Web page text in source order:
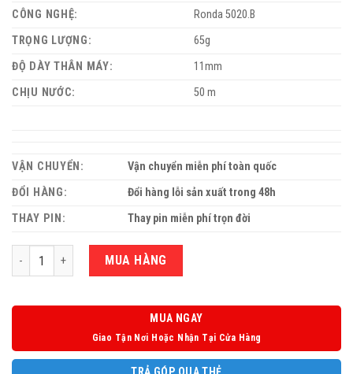
CÔNG NGHỆ:
Ronda 5020.B
TRỌNG LƯỢNG:
65g
ĐỘ DÀY THÂN MÁY:
11mm
CHỊU NƯỚC:
50 m
VẬN CHUYỂN:
Vận chuyển miễn phí toàn quốc
ĐỔI HÀNG:
Đổi hàng lỗi sản xuất trong 48h
THAY PIN:
Thay pin miễn phí trọn đời
Số lượng MUA HÀNG
MUA NGAY
Giao Tận Nơi Hoặc Nhận Tại Cửa Hàng